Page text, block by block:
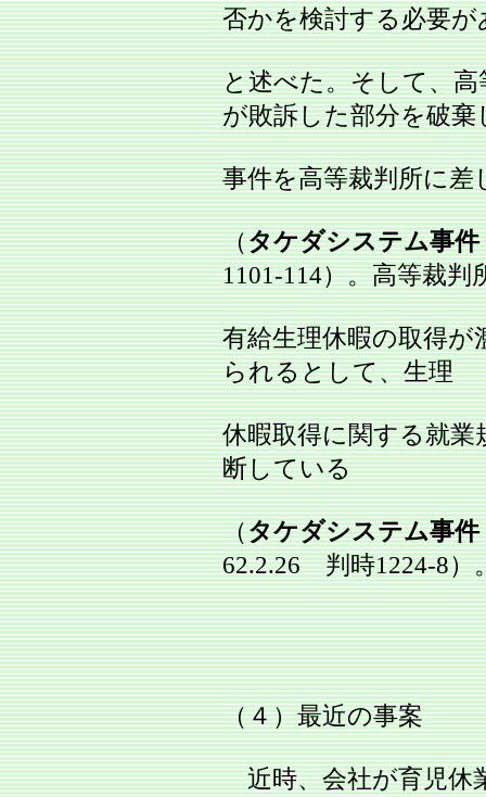
否かを検討する必要が
と述べた。そして、
が敗訴した部分を破棄
事件を高等裁判所に差
（タケダシステム事件
1101-114）。高等裁判
有給生理休暇の取得
られるとして、生理
休暇取得に関する就
断している
（タケダシステム事件
62.2.26 判時1224-8）
（４）最近の事案
近時、会社が育児休